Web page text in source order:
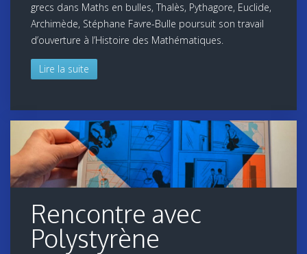
grecs dans Maths en bulles, Thalès, Pythagore, Euclide,
Archimède, Stéphane Favre-Bulle poursuit son travail
d’ouverture à l’Histoire des Mathématiques.
Lire la suite
Rencontre avec
Polystyrène